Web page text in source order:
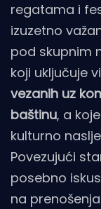
regatama i
izuzetno
pod skupnim
koji uključuje
vezanih uz
baštinu, a
kulturno
Povezujući
posebno
na